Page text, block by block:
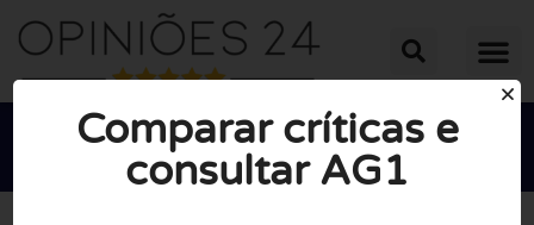
Comparar críticas e
consultar AG1